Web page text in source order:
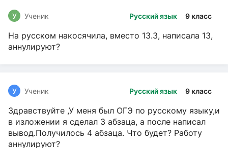
Русский язык 9 класс
У Ученик
На русском накосячила, вместо 13.3, написала 13,
аннулируют?
Русский язык 9 класс
У Ученик
Здравствуйте ,У меня был ОГЭ по русскому языку,и
в изложении я сделал 3 абзаца, а после написал
вывод.Получилось 4 абзаца. Что будет? Работу
аннулируют?